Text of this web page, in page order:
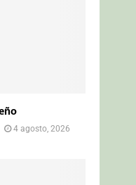
4 agosto, 2026